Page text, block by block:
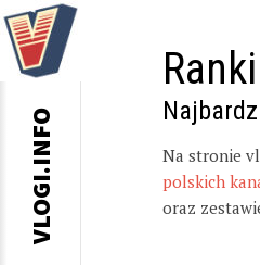
Na stronie
polskich
oraz
VLOGI.INFO